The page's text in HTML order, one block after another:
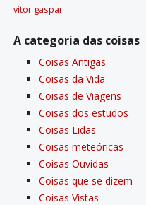
vitor gaspar
A categoria das coisas
Coisas Antigas
Coisas da Vida
Coisas de Viagens
Coisas dos estudos
Coisas Lidas
Coisas meteóricas
Coisas Ouvidas
Coisas que se dizem
Coisas Vistas